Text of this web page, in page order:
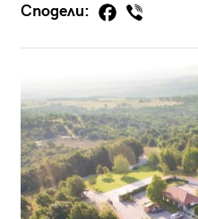
Сподели: